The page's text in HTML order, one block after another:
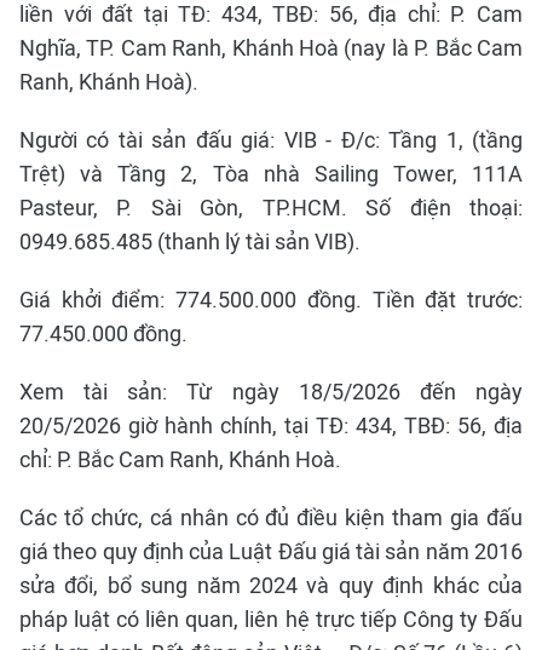
liền với đất tại TĐ: 434, TBĐ: 56, địa chỉ: P. Cam
Nghĩa, TP. Cam Ranh, Khánh Hoà (nay là P. Bắc Cam
Ranh, Khánh Hoà).
Người có tài sản đấu giá: VIB - Đ/c: Tầng 1, (tầng
Trệt) và Tầng 2, Tòa nhà Sailing Tower, 111A
Pasteur, P. Sài Gòn, TP.HCM. Số điện thoại:
0949.685.485 (thanh lý tài sản VIB).
Giá khởi điểm: 774.500.000 đồng. Tiền đặt trước:
77.450.000 đồng.
Xem tài sản: Từ ngày 18/5/2026 đến ngày
20/5/2026 giờ hành chính, tại TĐ: 434, TBĐ: 56, địa
chỉ: P. Bắc Cam Ranh, Khánh Hoà.
Các tổ chức, cá nhân có đủ điều kiện tham gia đấu
giá theo quy định của Luật Đấu giá tài sản năm 2016
sửa đổi, bổ sung năm 2024 và quy định khác của
pháp luật có liên quan, liên hệ trực tiếp Công ty Đấu